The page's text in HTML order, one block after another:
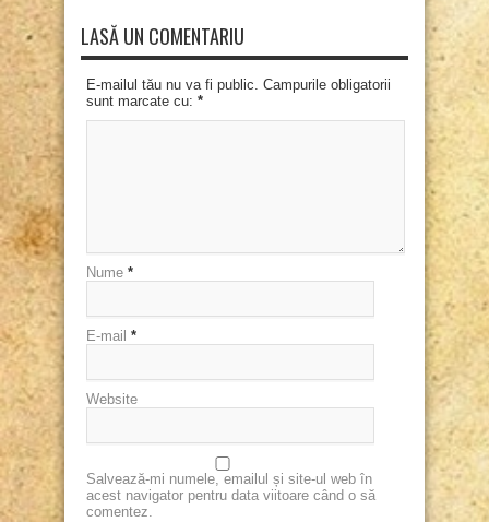
LASĂ UN COMENTARIU
E-mailul tău nu va fi public. Campurile obligatorii
sunt marcate cu: *
Nume *
E-mail *
Website
Salvează-mi numele, emailul și site-ul web în
acest navigator pentru data viitoare când o să
comentez.